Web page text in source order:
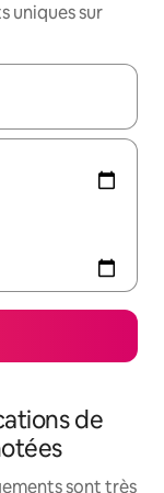
uniques sur
flèches vers le
de
sont très